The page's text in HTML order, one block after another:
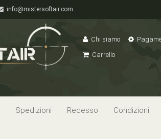
info@mistersoftair.com
Chi siamo
Carrello
Spedizioni Recesso Condizioni